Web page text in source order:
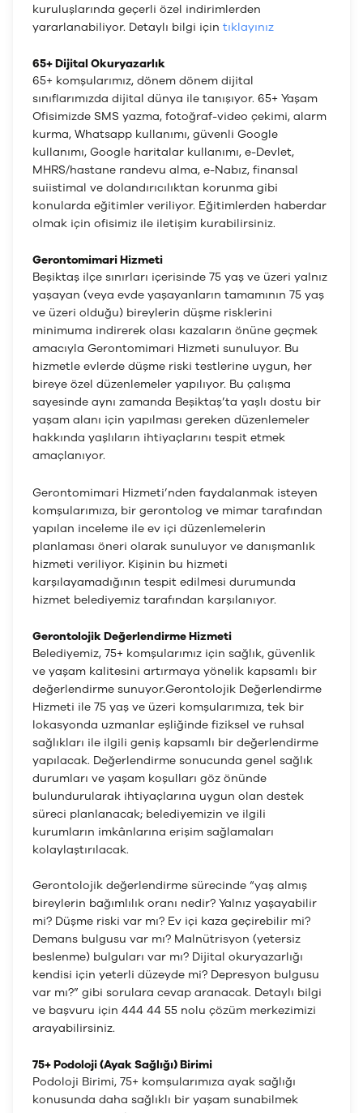
kuruluşlarında geçerli özel indirimlerden
yararlanabiliyor. Detaylı bilgi için tıklayınız
65+ Dijital Okuryazarlık
65+ komşularımız, dönem dönem dijital
sınıflarımızda dijital dünya ile tanışıyor. 65+ Yaşam
Ofisimizde SMS yazma, fotoğraf-video çekimi, alarm
kurma, Whatsapp kullanımı, güvenli Google
kullanımı, Google haritalar kullanımı, e-Devlet,
MHRS/hastane randevu alma, e-Nabız, finansal
suiistimal ve dolandırıcılıktan korunma gibi
konularda eğitimler veriliyor. Eğitimlerden haberdar
olmak için ofisimiz ile iletişim kurabilirsiniz.
Gerontomimari Hizmeti
Beşiktaş ilçe sınırları içerisinde 75 yaş ve üzeri yalnız
yaşayan (veya evde yaşayanların tamamının 75 yaş
ve üzeri olduğu) bireylerin düşme risklerini
minimuma indirerek olası kazaların önüne geçmek
amacıyla Gerontomimari Hizmeti sunuluyor. Bu
hizmetle evlerde düşme riski testlerine uygun, her
bireye özel düzenlemeler yapılıyor. Bu çalışma
sayesinde aynı zamanda Beşiktaş’ta yaşlı dostu bir
yaşam alanı için yapılması gereken düzenlemeler
hakkında yaşlıların ihtiyaçlarını tespit etmek
amaçlanıyor.
Gerontomimari Hizmeti’nden faydalanmak isteyen
komşularımıza, bir gerontolog ve mimar tarafından
yapılan inceleme ile ev içi düzenlemelerin
planlaması öneri olarak sunuluyor ve danışmanlık
hizmeti veriliyor. Kişinin bu hizmeti
karşılayamadığının tespit edilmesi durumunda
hizmet belediyemiz tarafından karşılanıyor.
Gerontolojik Değerlendirme Hizmeti
Belediyemiz, 75+ komşularımız için sağlık, güvenlik
ve yaşam kalitesini artırmaya yönelik kapsamlı bir
değerlendirme sunuyor.Gerontolojik Değerlendirme
Hizmeti ile 75 yaş ve üzeri komşularımıza, tek bir
lokasyonda uzmanlar eşliğinde fiziksel ve ruhsal
sağlıkları ile ilgili geniş kapsamlı bir değerlendirme
yapılacak. Değerlendirme sonucunda genel sağlık
durumları ve yaşam koşulları göz önünde
bulundurularak ihtiyaçlarına uygun olan destek
süreci planlanacak; belediyemizin ve ilgili
kurumların imkânlarına erişim sağlamaları
kolaylaştırılacak.
Gerontolojik değerlendirme sürecinde “yaş almış
bireylerin bağımlılık oranı nedir? Yalnız yaşayabilir
mi? Düşme riski var mı? Ev içi kaza geçirebilir mi?
Demans bulgusu var mı? Malnütrisyon (yetersiz
beslenme) bulguları var mı? Dijital okuryazarlığı
kendisi için yeterli düzeyde mi? Depresyon bulgusu
var mı?” gibi sorulara cevap aranacak. Detaylı bilgi
ve başvuru için 444 44 55 nolu çözüm merkezimizi
arayabilirsiniz.
75+ Podoloji (Ayak Sağlığı) Birimi
Podoloji Birimi, 75+ komşularımıza ayak sağlığı
konusunda daha sağlıklı bir yaşam sunabilmek